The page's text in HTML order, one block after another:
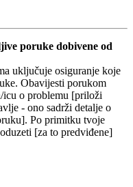
poruke dobivene od
uključuje osiguranje koje
Obavijesti porukom
icu o problemu [priloži
- ono sadrži detalje o
Po primitku tvoje
[za to predviđene]